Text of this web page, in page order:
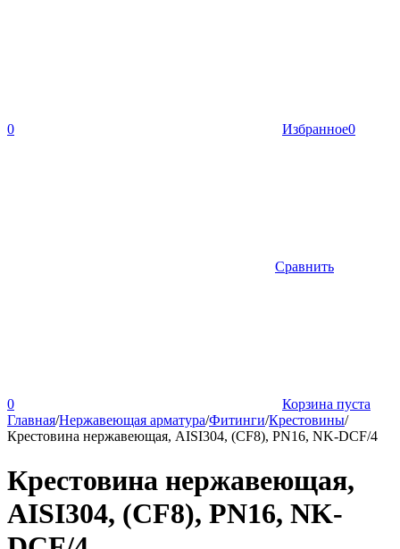
0 Избранное0
Сравнить
0
Корзина пуста
Главная/Нержавеющая арматура/Фитинги/Крестовины/
Крестовина нержавеющая, AISI304, (CF8), PN16, NK-DCF/4
Крестовина нержавеющая,
AISI304, (CF8), PN16, NK-